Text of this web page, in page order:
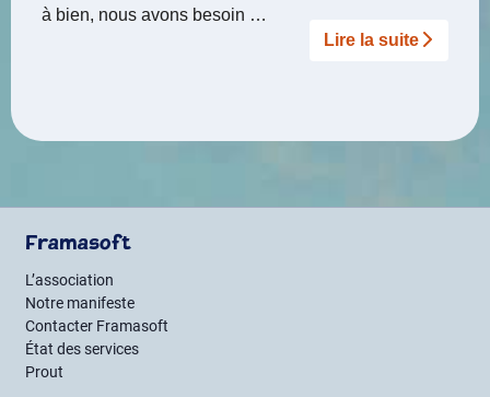
à bien, nous avons besoin …
Lire la suite­­
Framasoft
L’association
Notre manifeste
Contacter Framasoft
État des services
Prout